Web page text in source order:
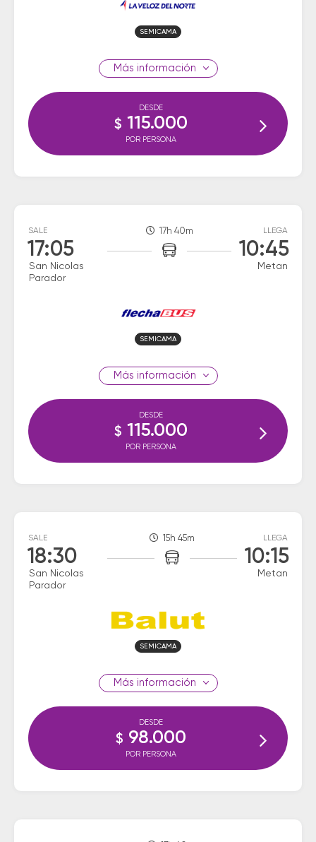
SEMICAMA
información
DESDE
$ 115.000
POR PERSONA
SALE
17:05
San Nicolas
Parador
17h 40m LLEGA
10:45
Metan
SEMICAMA
información
DESDE
$ 115.000
POR PERSONA
SALE
18:30
San Nicolas
Parador
15h 45m LLEGA
10:15
Metan
SEMICAMA
información
DESDE
$ 98.000
POR PERSONA